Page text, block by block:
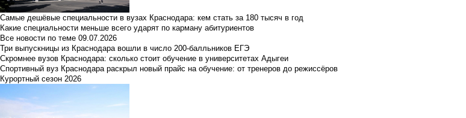
Самые дешёвые специальности в вузах Краснодара: кем стать за 180 тысяч в год
Какие специальности меньше всего ударят по карману абитуриентов
Все новости по теме 09.07.2026
Три выпускницы из Краснодара вошли в число 200-балльников ЕГЭ
Скромнее вузов Краснодара: сколько стоит обучение в университетах Адыгеи
Спортивный вуз Краснодара раскрыл новый прайс на обучение: от тренеров до режиссёров
Курортный сезон 2026